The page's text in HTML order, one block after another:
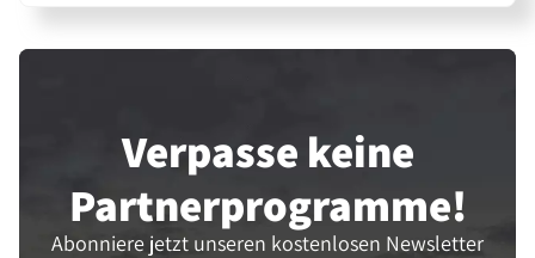
Verpasse keine
Partner­programme!
Abonniere jetzt unseren kostenlosen Newsletter